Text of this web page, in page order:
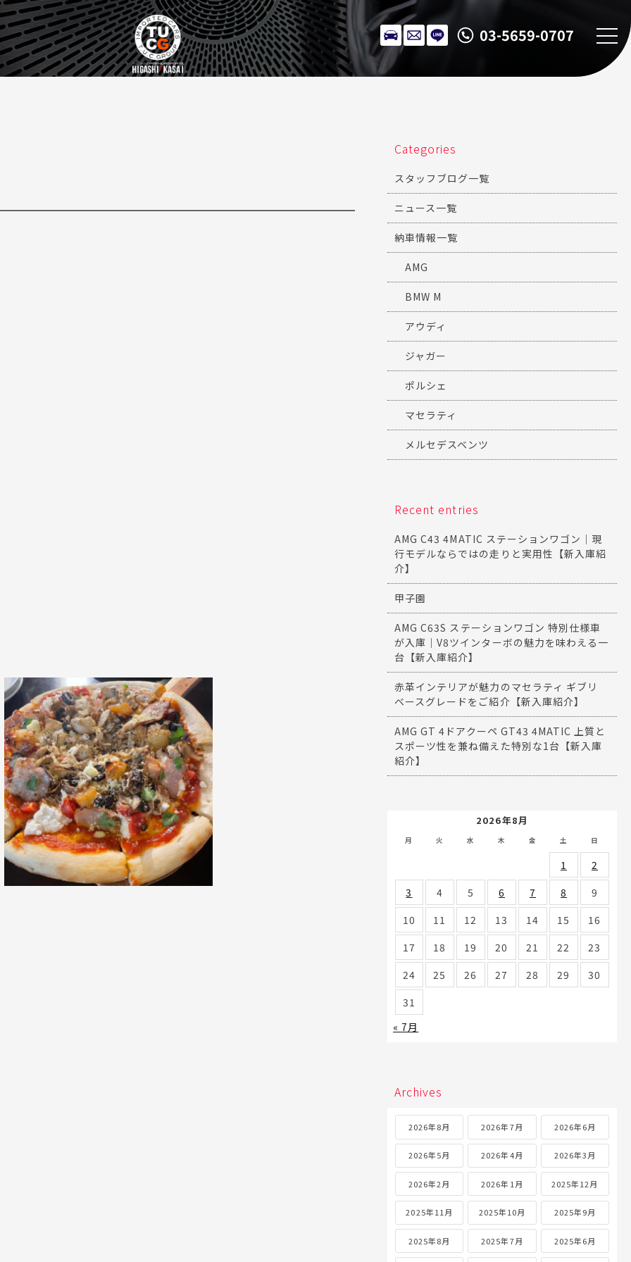
03-5659-0707
Categories
スタッフブログ一覧
ニュース一覧
納車情報一覧
AMG
BMW M
アウディ
ジャガー
ポルシェ
マセラティ
メルセデスベンツ
Recent entries
AMG C43 4MATIC ステーションワゴン｜現
行モデルならではの走りと実用性【新入庫紹
介】
甲子園
AMG C63S ステーションワゴン 特別仕様車
が入庫｜V8ツインターボの魅力を味わえる一
台【新入庫紹介】
赤革インテリアが魅力のマセラティ ギブリ
ベースグレードをご紹介【新入庫紹介】
AMG GT 4ドアクーペ GT43 4MATIC 上質と
スポーツ性を兼ね備えた特別な1台【新入庫
紹介】
2026年8月
月 火 水 木 金 土 日
1
2
3
4 5 6 7 8
9
10
11 12 13 14 15
16
17
18 19 20 21 22
23
24
25 26 27 28 29
30
31
« 7月
Archives
2026年8月 2026年7月 2026年6月
2026年5月 2026年4月 2026年3月
2026年2月 2026年1月 2025年12月
2025年11月 2025年10月 2025年9月
2025年8月 2025年7月 2025年6月